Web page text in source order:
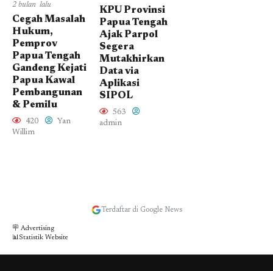
2 bulan lalu
Cegah Masalah
Hukum,
Pemprov
Papua Tengah
Gandeng Kejati
Papua Kawal
Pembangunan
& Pemilu
420
Yan
Willim
KPU Provinsi
Papua Tengah
Ajak Parpol
Segera
Mutakhirkan
Data via
Aplikasi
SIPOL
563
admin
Terdaftar di Google News
🪧 Advertising
📊Statistik Website